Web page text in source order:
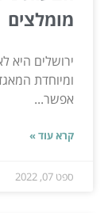
מומלצים
ירושלים היא
ומיוחדת
אפשר...
קרא עוד »
ספט 07, 2022